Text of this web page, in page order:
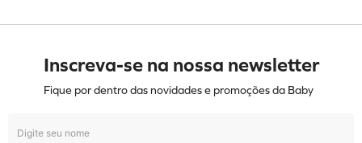
Inscreva-se na nossa newsletter
Fique por dentro das novidades e promoções da Baby